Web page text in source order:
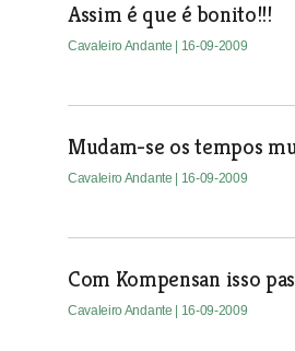
Assim é que é bonito!!!
Cavaleiro Andante | 16-09-2009
Mudam-se os tempos
Cavaleiro Andante | 16-09-2009
Com Kompensan isso
Cavaleiro Andante | 16-09-2009